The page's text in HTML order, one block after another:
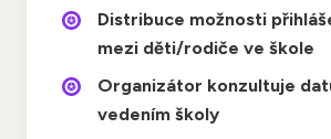
Distribuce možnosti
mezi děti/rodiče ve škole
Organizátor konzultuje
vedením školy